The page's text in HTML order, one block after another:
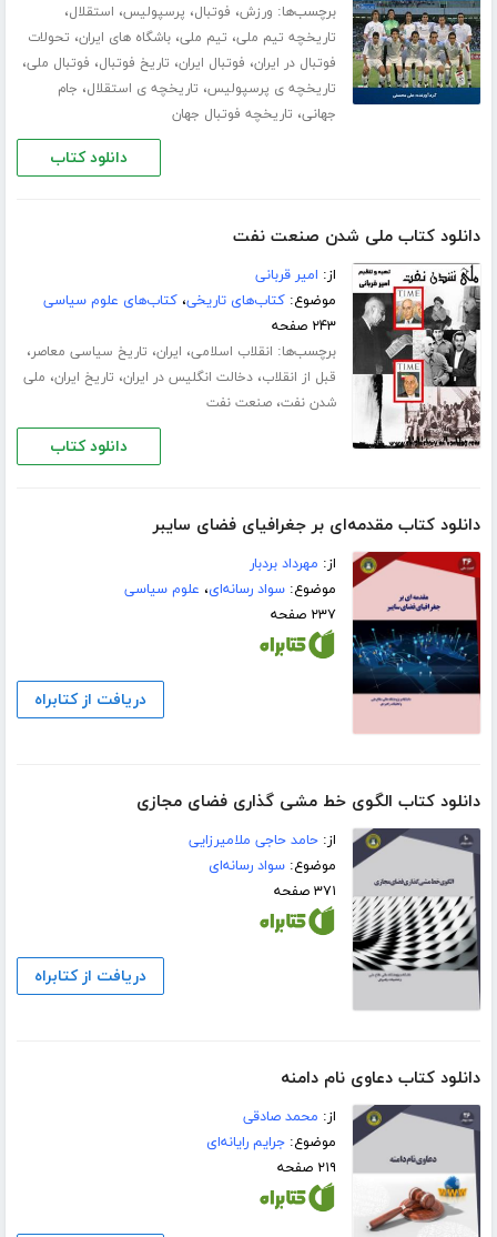
برچسب‌ها: ورزش، فوتبال، پرسپولیس، استقلال،
تاریخچه تیم ملی، تیم ملی،باشگاه های ایران، تحولات
فوتبال در ایران، فوتبال ایران، تاریخ فوتبال، فوتبال ملی،
تاریخچه ی پرسپولیس، تاریخچه ی استقلال، جام
جهانی، تاریخچه فوتبال جهان
دانلود کتاب
دانلود کتاب ملی شدن صنعت نفت
از: امیر قربانی
موضوع:کتاب‌های تاریخی،کتاب‌های علوم سیاسی
۲۴۳ صفحه
برچسب‌ها: انقلاب اسلامی، ایران، تاریخ سیاسی معاصر،
قبل از انقلاب،دخالت انگلیس در ایران، تاریخ ایران، ملی
شدن نفت،صنعت نفت
دانلود کتاب
دانلود کتاب مقدمه‌ای بر جغرافیای فضای سایبر
از: مهرداد بردبار
موضوع:سواد رسانه‌ای، علوم سیاسی
۲۳۷ صفحه
دریافت از کتابراه
دانلود کتاب الگوی خط‌ مشی‌ گذاری فضای مجازی
از:حامد حاجی ملامیرزایی
موضوع:سواد رسانه‌ای
۳۷۱ صفحه
دریافت از کتابراه
دانلود کتاب دعاوی نام دامنه
از: محمد صادقی
موضوع:جرایم رایانه‌ای
۲۱۹ صفحه